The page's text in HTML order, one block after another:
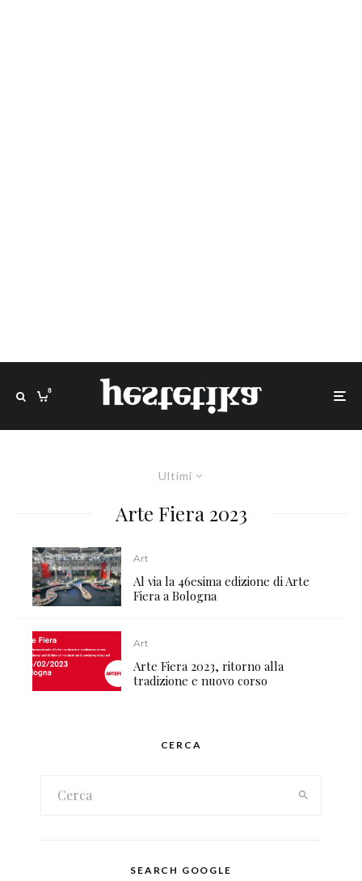
0
Ultimi
Arte Fiera 2023
Art
Al via la 46esima edizione di Arte
Fiera a Bologna
Art
Arte Fiera 2023, ritorno alla
tradizione e nuovo corso
CERCA
SEARCH GOOGLE